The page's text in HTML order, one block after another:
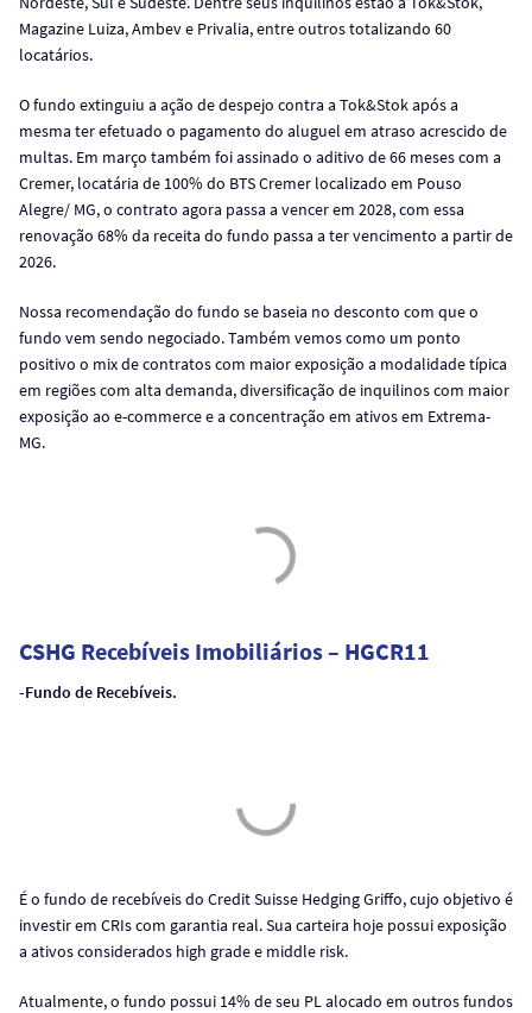
Magazine Luiza, Ambev e Privalia, entre outros totalizando 60
locatários.
O fundo extinguiu a ação de despejo contra a Tok&Stok após a
mesma ter efetuado o pagamento do aluguel em atraso acrescido de
multas. Em março também foi assinado o aditivo de 66 meses com a
Cremer, locatária de 100% do BTS Cremer localizado em Pouso
Alegre/ MG, o contrato agora passa a vencer em 2028, com essa
renovação 68% da receita do fundo passa a ter vencimento a partir de
2026.
Nossa recomendação do fundo se baseia no desconto com que o
fundo vem sendo negociado. Também vemos como um ponto
positivo o mix de contratos com maior exposição a modalidade típica
em regiões com alta demanda, diversificação de inquilinos com maior
exposição ao e-commerce e a concentração em ativos em Extrema-
MG.
CSHG Recebíveis Imobiliários – HGCR11
-Fundo de Recebíveis.
É o fundo de recebíveis do Credit Suisse Hedging Griffo, cujo objetivo é
investir em CRIs com garantia real. Sua carteira hoje possui exposição
a ativos considerados high grade e middle risk.
Atualmente, o fundo possui 14% de seu PL alocado em outros fundos